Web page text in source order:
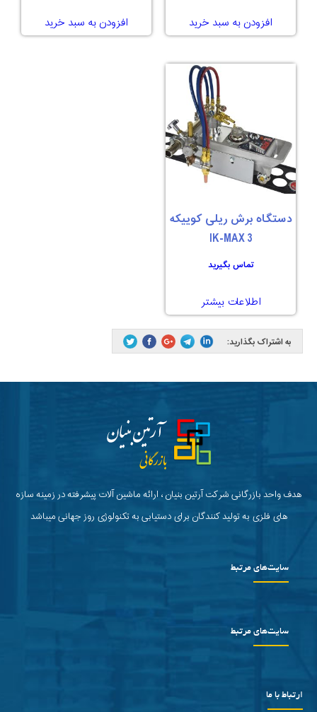
افزودن به سبد خرید افزودن به سبد خرید
دستگاه برش ریلی کوییکه
IK-MAX 3
تماس بگیرید
اطلاعات بیشتر
به اشتراک بگذارید:
هدف واحد بازرگانی شرکت آرتین بنیان ، ارائه ماشین آلات پیشرفته در زمینه سازه
های فلزی به تولید کنندگان برای دستیابی به تکنولوژی روز جهانی میباشد
سایت‌های مرتبط
سایت‌های مرتبط
ارتباط با ما